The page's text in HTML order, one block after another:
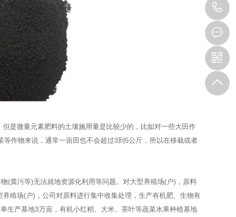
是微量元素肥料的土壤施用量是比较少的，比如对一些大田作
作物来说，通常一亩田也不会超过3到5公斤，所以在移栽或者
(粪污等)无法就地资源化利用等问题。对大型养殖场(户)，原料
殖场(户)，公司对原料进行集中收集处理，生产有机肥、生物有
生产基地3万亩，有机小红稻、大米、茶叶等蔬菜水果种植基地